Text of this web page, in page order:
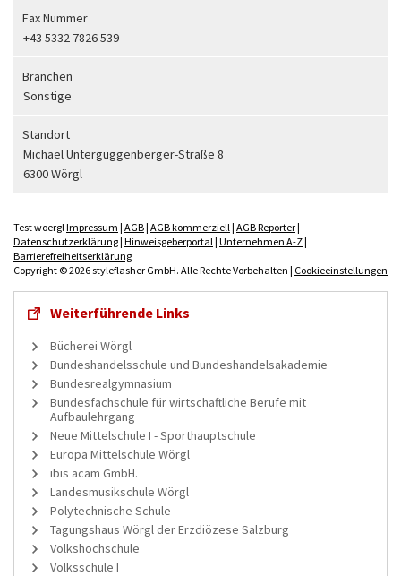
Fax Nummer
+43 5332 7826 539
Branchen
Sonstige
Standort
Michael Unterguggenberger-Straße 8
6300 Wörgl
Test woergl Impressum | AGB| AGB kommerziell | AGB Reporter|
Datenschutzerklärung| Hinweisgeberportal | Unternehmen A-Z|
Barrierefreiheitserklärung
Copyright © 2026 styleflasher GmbH. Alle Rechte Vorbehalten | Cookieeinstellungen
Weiterführende Links
Bücherei Wörgl
Bundeshandelsschule und Bundeshandelsakademie
Bundesrealgymnasium
Bundesfachschule für wirtschaftliche Berufe mit
Aufbaulehrgang
Neue Mittelschule I - Sporthauptschule
Europa Mittelschule Wörgl
ibis acam GmbH.
Landesmusikschule Wörgl
Polytechnische Schule
Tagungshaus Wörgl der Erzdiözese Salzburg
Volkshochschule
Volksschule I